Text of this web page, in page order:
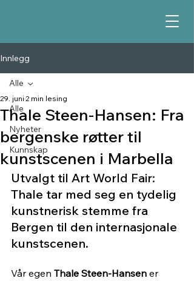
Innlegg
Alle
Nyheter
Kunnskap
Alle
Thale Steen-Hansen: Fra
bergenske røtter til
kunstscenen i Marbella
29. juni 2 min lesing
Utvalgt til Art World Fair:
Thale tar med seg en tydelig
kunstnerisk stemme fra
Bergen til den internasjonale
kunstscenen.
Vår egen Thale Steen-Hansen er